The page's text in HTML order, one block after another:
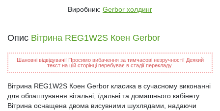
Виробник: Gerbor холдинг
Опис Вітрина REG1W2S Коен Gerbor
Шановні відвідувачі! Просимо вибачення за тимчасові незручності! Деякий
текст на цій сторінці перебуває в стадії перекладу.
Вітрина REG1W2S Коен Gerbor класика в сучасному виконанні
для облаштування вітальні, їдальні та домашнього кабінету.
Вітрина оснащена двома висувними шухлядами, надаючи